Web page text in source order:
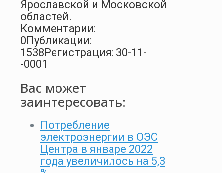
Ярославской и Московской
областей.
Комментарии:
0Публикации:
1538Регистрация: 30-11-
-0001
Вас может
заинтересовать:
Потребление
электроэнергии в ОЭС
Центра в январе 2022
года увеличилось на 5,3